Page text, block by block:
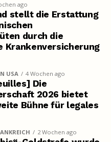
ago
stellt die Erstattung
durch die
Krankenversicherung
USA 4 Wochen ago
Die
2026 bietet
Bühne für legales
2 Wochen ago